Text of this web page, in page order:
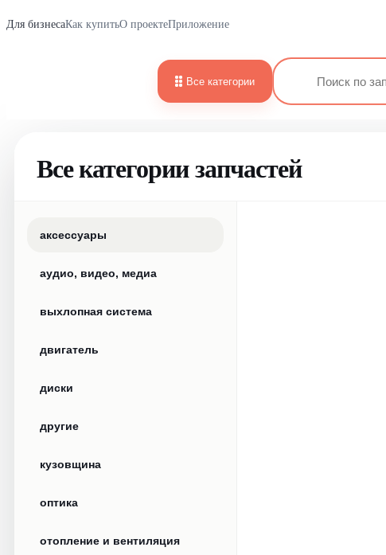
Для бизнесаКак купитьО проектеПриложение
Все категории
Все категории запчастей
аксессуары
аудио, видео, медиа
выхлопная система
двигатель
диски
другие
кузовщина
оптика
отопление и вентиляция